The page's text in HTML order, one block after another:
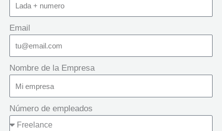
Email
Nombre de la Empresa
Número de empleados